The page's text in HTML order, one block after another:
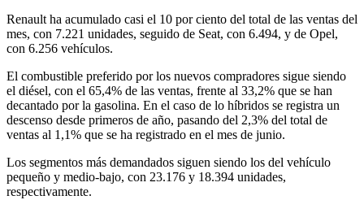
Renault ha acumulado casi el 10 por ciento del total de las ventas del
mes, con 7.221 unidades, seguido de Seat, con 6.494, y de Opel,
con 6.256 vehículos.
El combustible preferido por los nuevos compradores sigue siendo
el diésel, con el 65,4% de las ventas, frente al 33,2% que se han
decantado por la gasolina. En el caso de lo híbridos se registra un
descenso desde primeros de año, pasando del 2,3% del total de
ventas al 1,1% que se ha registrado en el mes de junio.
Los segmentos más demandados siguen siendo los del vehículo
pequeño y medio-bajo, con 23.176 y 18.394 unidades,
respectivamente.